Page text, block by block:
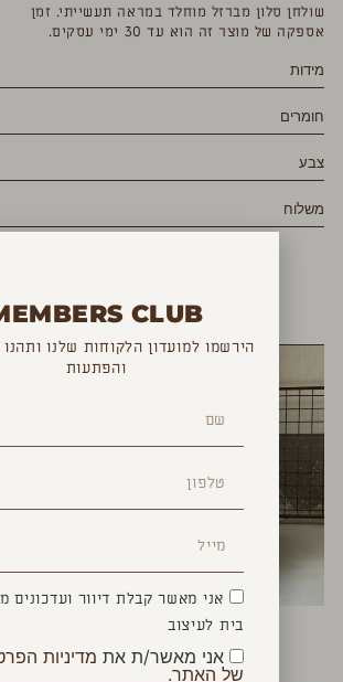
שולחן סלון מברזל מוחלד במראה תעשייתי. זמן
אספקה של מוצר זה הוא עד 30 ימי עסקים.
מידות
חומרים
צבע
משלוח
MAY ALSO LIKE
כורסא סקוטלנד
CLUB
הירשמו למועדון הלקוחות שלנו ותהנו
והפתעות
אני מאשר קבלת דיוור ועדכונים
בית לעיצוב
אני מאשר/ת את מדיניות
של האתר.